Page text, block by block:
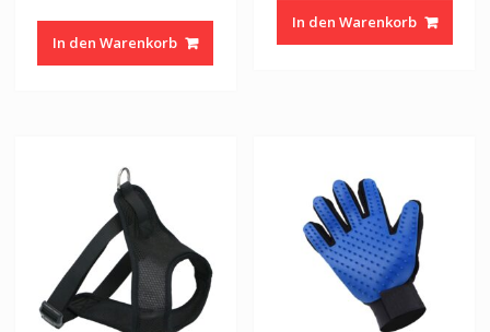
In den Warenkorb
In den Warenkorb